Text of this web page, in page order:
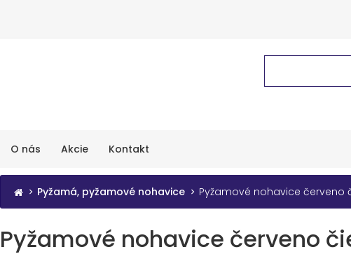
O nás Akcie Kontakt
Pyžamá, pyžamové nohavice Pyžamové nohavice červeno
Pyžamové nohavice červeno